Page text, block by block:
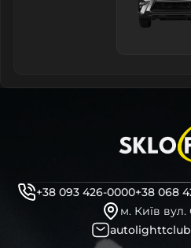
+38 093 426-0000+38 068
м. Київ вул.